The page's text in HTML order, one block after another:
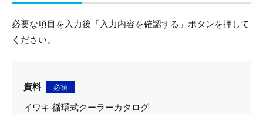
必要な項目を入力後「入力内容を確認する」ボタンを押して
ください。
資料 必須
イワキ 循環式クーラーカタログ